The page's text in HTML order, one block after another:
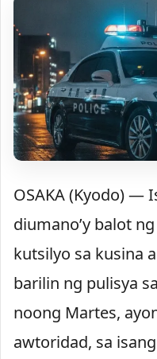
OSAKA (Kyodo) —
diumano’y balot
kutsilyo sa kusina
barilin ng pulisya
noong Martes,
awtoridad, sa